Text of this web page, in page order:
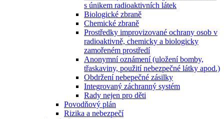
s únikem radioaktivních látek
Biologické zbraně
Chemické zbraně
Prostředky improvizované ochrany osob v
radioaktivně, chemicky a biologicky
zamořeném prostředí
Anonymní oznámení (uložení bomby,
třaskaviny, použití nebezpečné látky apod.)
Obdržení nebepečné zásilky
Integrovaný záchranný systém
Rady nejen pro děti
Povodňový plán
Rizika a nebezpečí